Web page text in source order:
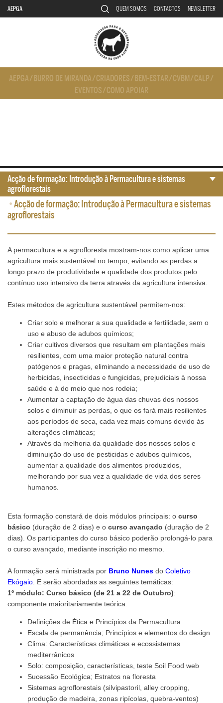
AEPGA QUEM SOMOS CONTACTOS NEWSLETTER
AEPGA/ BURRO DE MIRANDA/CRIADORES/ BEM-ESTAR/CVBM/CALP/
EVENTOS/COMO APOIAR
•Acção de formação: Introdução à Permacultura e sistemas
agroflorestais
A permacultura e a agrofloresta mostram-nos como aplicar uma
agricultura mais sustentável no tempo, evitando as perdas a
longo prazo de produtividade e qualidade dos produtos pelo
contínuo uso intensivo da terra através da agricultura intensiva.
Estes métodos de agricultura sustentável permitem-nos:
Criar solo e melhorar a sua qualidade e fertilidade, sem o
uso e abuso de adubos químicos;
Criar cultivos diversos que resultam em plantações mais
resilientes, com uma maior proteção natural contra
patógenos e pragas, eliminando a necessidade de uso de
herbicidas, insecticidas e fungicidas, prejudiciais à nossa
saúde e à do meio que nos rodeia;
Aumentar a captação de água das chuvas dos nossos
solos e diminuir as perdas, o que os fará mais resilientes
aos períodos de seca, cada vez mais comuns devido às
alterações climáticas;
Através da melhoria da qualidade dos nossos solos e
diminuição do uso de pesticidas e adubos químicos,
aumentar a qualidade dos alimentos produzidos,
melhorando por sua vez a qualidade de vida dos seres
humanos.
Esta formação constará de dois módulos principais: o curso
básico (duração de 2 dias) e o curso avançado (duração de 2
dias). Os participantes do curso básico poderão prolongá-lo para
o curso avançado, mediante inscrição no mesmo.
A formação será ministrada por Bruno Nunes do Coletivo
Ekógaio . E serão abordadas as seguintes temáticas:
1º módulo: Curso básico (de 21 a 22 de Outubro):
componente maioritariamente teórica.
Definições de Ética e Princípios da Permacultura
Escala de permanência; Princípios e elementos do design
Clima: Características climáticas e ecossistemas
mediterrânicos
Solo: composição, características, teste Soil Food web
Sucessão Ecológica; Estratos na floresta
Sistemas agroflorestais (silvipastoril, alley cropping,
produção de madeira, zonas ripícolas, quebra-ventos)
Acção de formação: Introdução à Permacultura e sistemas
agroflorestais